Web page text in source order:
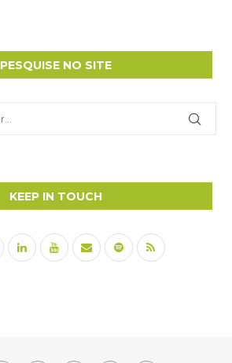
PESQUISE NO SITE
KEEP IN TOUCH